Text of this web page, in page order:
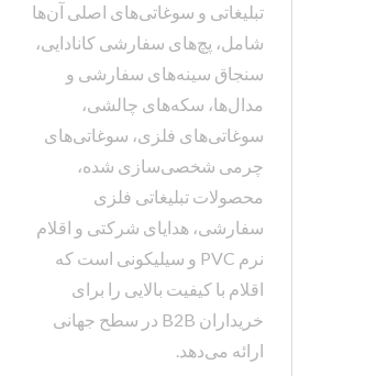
تبلیغاتی و سوغاتی‌های اصلی آن‌ها
شامل، پچ‌های سفارشی کانادایی،
سنجاق سینه‌های سفارشی و
مدال‌ها، سکه‌های چالشی،
سوغاتی‌های فلزی، سوغاتی‌های
چرمی شخصی‌سازی شده،
محصولات تبلیغاتی فلزی
سفارشی، هدایای شرکتی و اقلام
نرم PVC و سیلیکونی است که
اقلام با کیفیت بالایی را برای
خریداران B2B در سطح جهانی
ارائه می‌دهد.